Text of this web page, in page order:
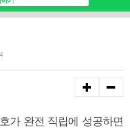
가 완전 직립에 성공하면